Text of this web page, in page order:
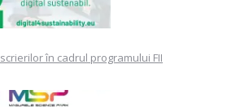
în cadrul programului FII